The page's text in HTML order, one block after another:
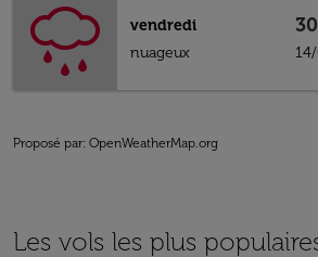
vendredi
nuageux
Proposé par: OpenWeatherMap.org
Les vols les plus